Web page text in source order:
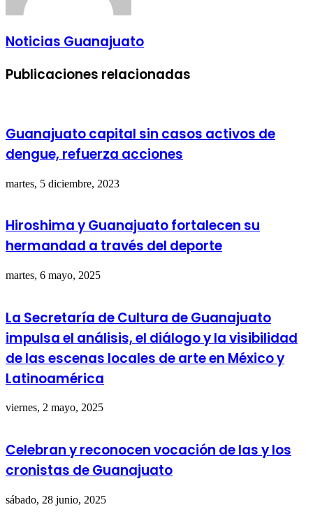
Noticias Guanajuato
Publicaciones relacionadas
Guanajuato capital sin casos activos de
dengue, refuerza acciones
martes, 5 diciembre, 2023
Hiroshima y Guanajuato fortalecen su
hermandad a través del deporte
martes, 6 mayo, 2025
La Secretaría de Cultura de Guanajuato
impulsa el análisis, el diálogo y la visibilidad
de las escenas locales de arte en México y
Latinoamérica
viernes, 2 mayo, 2025
Celebran y reconocen vocación de las y los
cronistas de Guanajuato
sábado, 28 junio, 2025